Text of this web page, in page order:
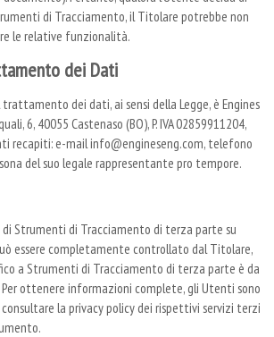
di Tracciamento, il Titolare potrebbe non
le relative funzionalità.
dei Dati
dei dati, ai sensi della Legge, è Engines
6, 40055 Castenaso (BO), P. IVA 02859911204,
recapiti: e-mail info@engineseng.com, telefono
del suo legale rappresentante pro tempore.
di Strumenti di Tracciamento di terza parte su
essere completamente controllato dal Titolare,
a Strumenti di Tracciamento di terza parte è da
Per ottenere informazioni complete, gli Utenti sono
la privacy policy dei rispettivi servizi terzi